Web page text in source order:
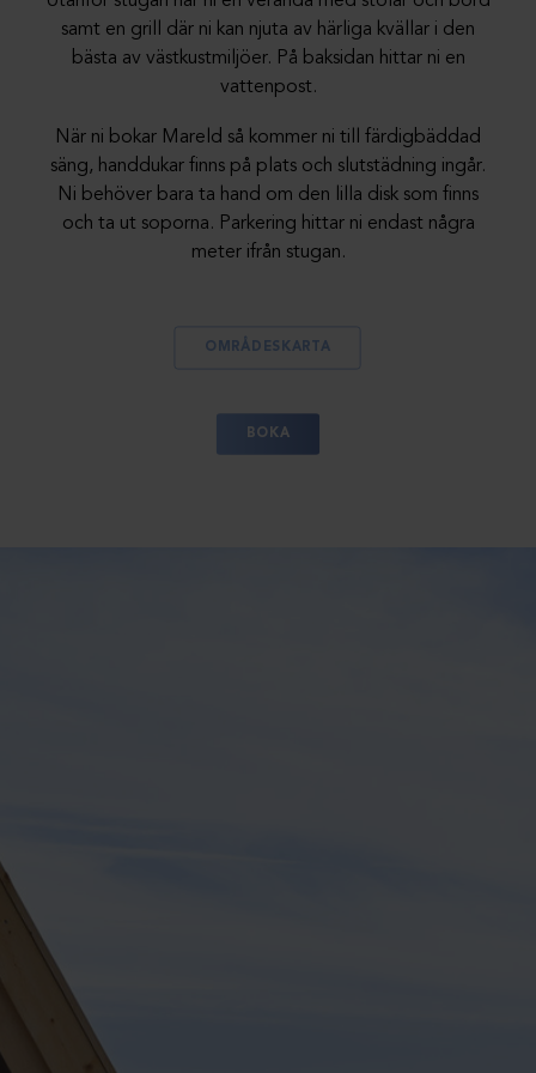
samt en grill där ni kan njuta av härliga kvällar i den
bästa av västkustmiljöer. På baksidan hittar ni en
vattenpost.
När ni bokar Mareld så kommer ni till färdigbäddad
säng, handdukar finns på plats och slutstädning ingår.
Ni behöver bara ta hand om den lilla disk som finns
och ta ut soporna. Parkering hittar ni endast några
meter ifrån stugan.
OMRÅDESKARTA
BOKA